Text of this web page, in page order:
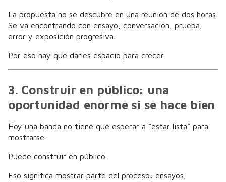
La propuesta no se descubre en una reunión de dos horas.
Se va encontrando con ensayo, conversación, prueba,
error y exposición progresiva.
Por eso hay que darles espacio para crecer.
3. Construir en público: una
oportunidad enorme si se hace bien
Hoy una banda no tiene que esperar a “estar lista” para
mostrarse.
Puede construir en público.
Eso significa mostrar parte del proceso: ensayos,